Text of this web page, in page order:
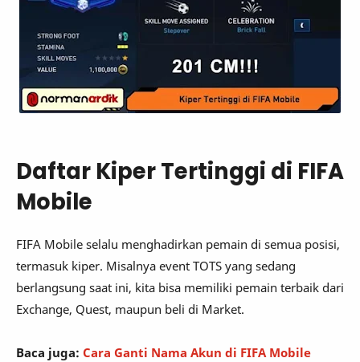
Daftar Kiper Tertinggi di FIFA
Mobile
FIFA Mobile selalu menghadirkan pemain di semua posisi,
termasuk kiper. Misalnya event TOTS yang sedang
berlangsung saat ini, kita bisa memiliki pemain terbaik dari
Exchange, Quest, maupun beli di Market.
Baca juga: Cara Ganti Nama Akun di FIFA Mobile